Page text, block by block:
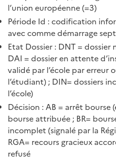
l’union européenne (=3)
Période Id : codification
avec comme démarrage
Etat Dossier : DNT =
DAI = dossier en attente
validé par l’école par erreur
l’étudiant) ; DIN= dossiers
l’école)
Décision : AB = arrêt bourse
bourse attribuée ; BR=
incomplet (signalé par la
RGA= recours gracieux
refusé